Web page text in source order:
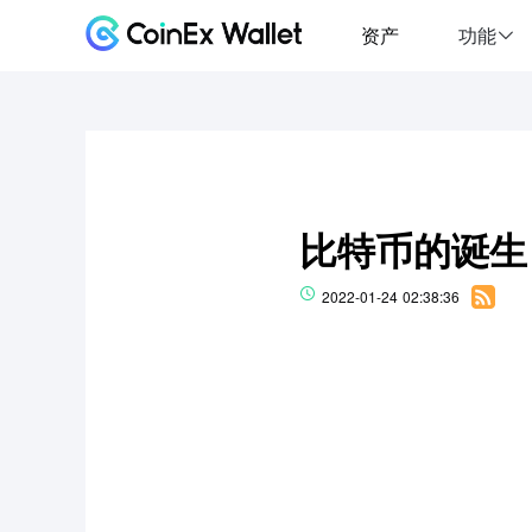
资产 功能
比特币的诞生
2022-01-24 02:38:36